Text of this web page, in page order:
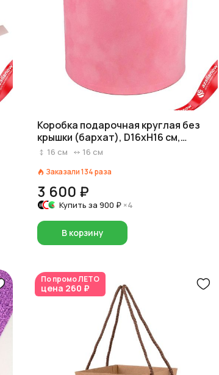
Коробка подарочная круглая без
крышки (бархат), D16xH16 см,
розовый
16 см 16 см
Заказали134раза
3 600 ₽
Купить за 900 ₽ ×4
В корзину
По промоЛЕТО
цена 260 ₽